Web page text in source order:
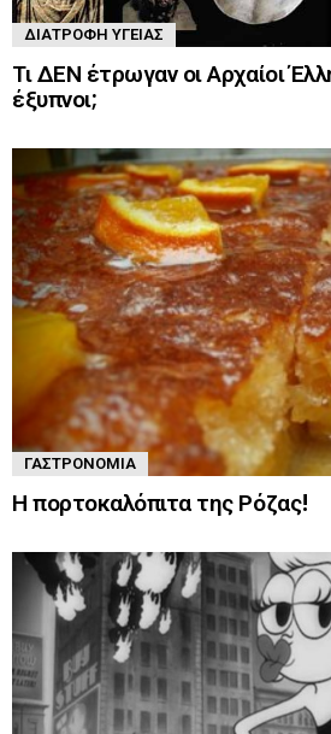
ΔΙΑΤΡΟΦΉ ΥΓΕΊΑΣ
Τι ΔΕΝ έτρωγαν οι Αρχαίοι
έξυπνοι;
ΓΑΣΤΡΟΝΟΜΊΑ
Η πορτοκαλόπιτα της Ρόζας!